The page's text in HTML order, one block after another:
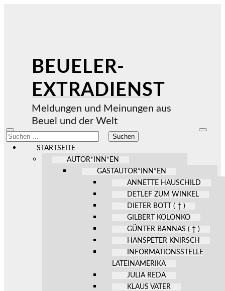
BEUELER-
EXTRADIENST
Meldungen und Meinungen aus
Beuel und der Welt
Mobile-
Menü
ein-/ausblenden
Suchen
nach:
STARTSEITE
AUTOR*INN*EN
GASTAUTOR*INN*EN
ANNETTE HAUSCHILD
DETLEF ZUM WINKEL
DIETER BOTT ( † )
GILBERT KOLONKO
GÜNTER BANNAS ( † )
HANSPETER KNIRSCH
INFORMATIONSSTELLE
LATEINAMERIKA
JULIA REDA
KLAUS VATER